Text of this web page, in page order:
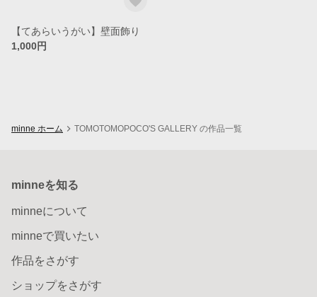
【てあらいうがい】壁面飾り
1,000円
minne ホーム TOMOTOMOPOCO'S GALLERY の作品一覧
minneを知る
minneについて
minneで買いたい
作品をさがす
ショップをさがす